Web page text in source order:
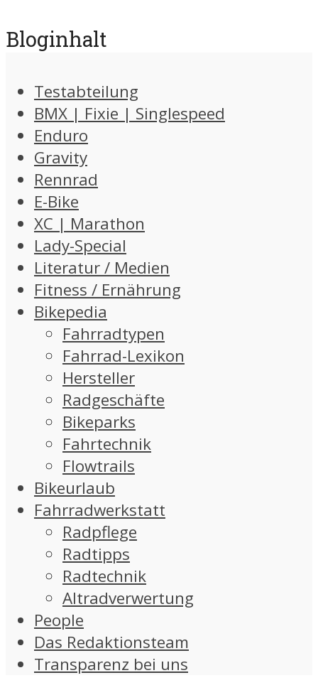
Bloginhalt
Testabteilung
BMX | Fixie | Singlespeed
Enduro
Gravity
Rennrad
E-Bike
XC | Marathon
Lady-Special
Literatur / Medien
Fitness / Ernährung
Bikepedia
Fahrradtypen
Fahrrad-Lexikon
Hersteller
Radgeschäfte
Bikeparks
Fahrtechnik
Flowtrails
Bikeurlaub
Fahrradwerkstatt
Radpflege
Radtipps
Radtechnik
Altradverwertung
People
Das Redaktionsteam
Transparenz bei uns